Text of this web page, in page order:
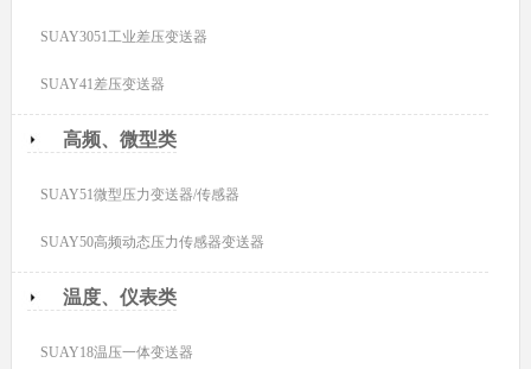
SUAY3051工业差压变送器
SUAY41差压变送器
高频、微型类
SUAY51微型压力变送器/传感器
SUAY50高频动态压力传感器变送器
温度、仪表类
SUAY18温压一体变送器